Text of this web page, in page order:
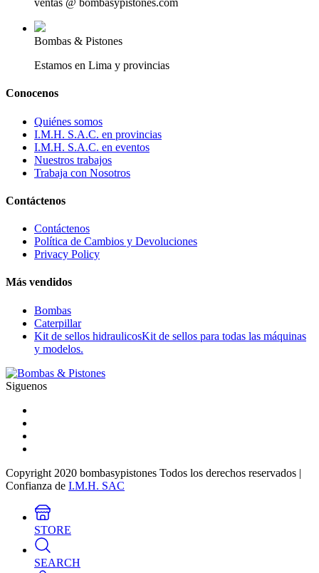
ventas @ bombasypistones.com
Bombas & Pistones
Estamos en Lima y provincias
Conocenos
Quiénes somos
I.M.H. S.A.C. en provincias
I.M.H. S.A.C. en eventos
Nuestros trabajos
Trabaja con Nosotros
Contáctenos
Contáctenos
Política de Cambios y Devoluciones
Privacy Policy
Más vendidos
Bombas
Caterpillar
Kit de sellos hidraulicosKit de sellos para todas las máquinas
y modelos.
Siguenos
Copyright 2020 bombasypistones Todos los derechos reservados |
Confianza de I.M.H. SAC
STORE
SEARCH